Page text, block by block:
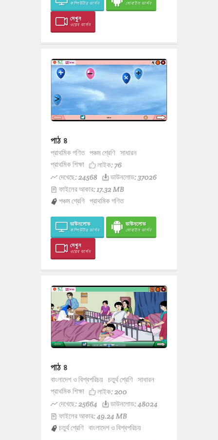
কম্পিউটার ভার্সন মোবাইল ভার্সন
দেখুন
ওয়েব ভার্সন
পাঠ ৪
প্রাথমিক গণিত পঞ্চম শ্রেণি সাধারন
প্রাথমিক শিক্ষা
লাইক:76
দেখেছে: 24568
ডাউনলোড: 37026
ফাইলের আকার: 17.32 MB
পঞ্চম শ্রেণি প্রাথমিক গণিত
ডাউনলোড
কম্পিউটার ভার্সন
ডাউনলোড
মোবাইল ভার্সন
দেখুন
ওয়েব ভার্সন
পাঠ ৪
বাংলাদেশ ও বিশ্বপরিচয় চতুর্থ শ্রেণি সাধারন
প্রাথমিক শিক্ষা
লাইক:200
দেখেছে: 25664
ডাউনলোড: 48024
ফাইলের আকার: 49.24 MB
চতুর্থ শ্রেণি বাংলাদেশ ও বিশ্বপরিচয়